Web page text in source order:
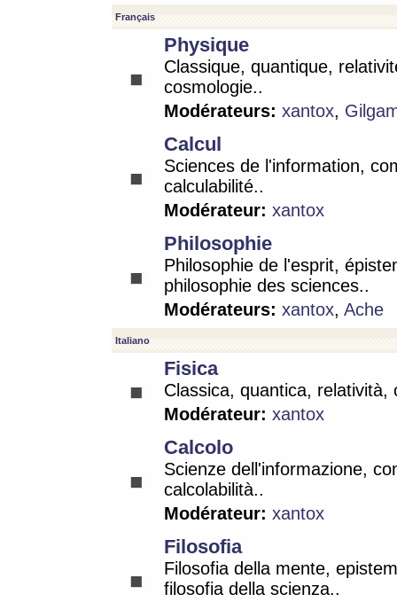
Français
Physique
Classique, quantique,
cosmologie..
Modérateurs: xantox,
Calcul
Sciences de l'information,
calculabilité..
Modérateur: xantox
Philosophie
Philosophie de l'esprit,
philosophie des sciences..
Modérateurs: xantox, Ache
Italiano
Fisica
Classica, quantica, relatività,
Modérateur: xantox
Calcolo
Scienze dell'informazione,
calcolabilità..
Modérateur: xantox
Filosofia
Filosofia della mente,
filosofia della scienza..